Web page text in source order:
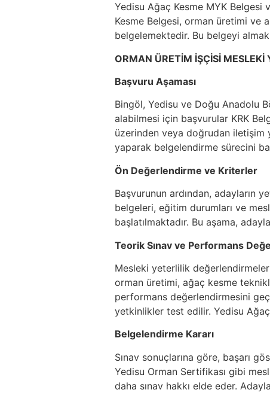
Yedisu Ağaç Kesme MYK Belgesi
Kesme Belgesi, orman üretimi
belgelemektedir. Bu belgeyi
ORMAN ÜRETİM İŞÇİSİ MESLEKİ
Başvuru Aşaması
Bingöl, Yedisu ve Doğu Anadolu
alabilmesi için başvurular KRK
üzerinden veya doğrudan iletişim
yaparak belgelendirme sürecini
Ön Değerlendirme ve Kriterler
Başvurunun ardından, adayların
belgeleri, eğitim durumları ve
başlatılmaktadır. Bu aşama,
Teorik Sınav ve Performans
Mesleki yeterlilik
orman üretimi, ağaç kesme
performans değerlendirmesini
yetkinlikler test edilir. Yedisu Ağaç
Belgelendirme Kararı
Sınav sonuçlarına göre, başarı
Yedisu Orman Sertifikası gibi
daha sınav hakkı elde eder.